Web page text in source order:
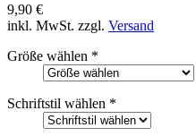
9,90 €
inkl. MwSt. zzgl. Versand
Größe wählen *
Schriftstil wählen *